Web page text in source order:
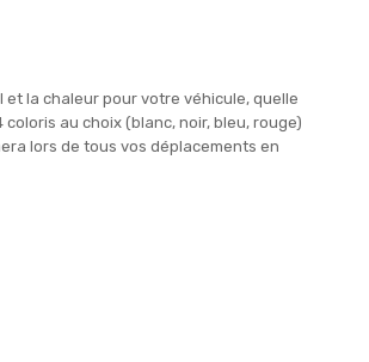
la chaleur pour votre véhicule, quelle
au choix (blanc, noir, bleu, rouge)
lors de tous vos déplacements en